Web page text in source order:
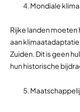
Mondiale
Rijke landen
aan
Zuiden. Dit is geen
hun historische